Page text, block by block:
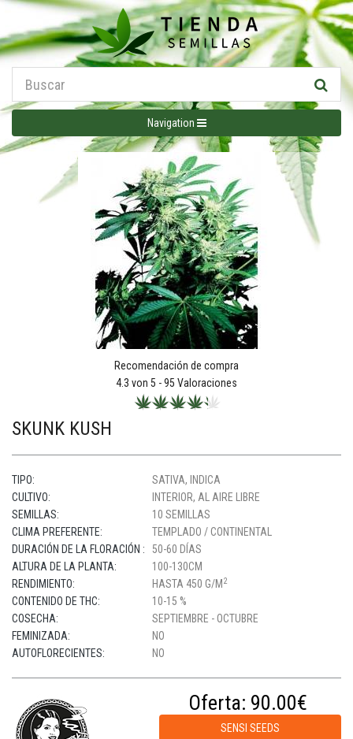
Navigation
Recomendación de compra
4.3 von 5 -95 Valoraciones
SKUNK KUSH
TIPO:
SATIVA, INDICA
CULTIVO:
INTERIOR, AL AIRE LIBRE
SEMILLAS:
10 SEMILLAS
CLIMA PREFERENTE:
TEMPLADO / CONTINENTAL
DURACIÓN DE LA FLORACIÓN :
50-60 DÍAS
ALTURA DE LA PLANTA:
100-130CM
RENDIMIENTO:
HASTA 450 G/M 2
CONTENIDO DE THC:
10-15 %
COSECHA:
SEPTIEMBRE - OCTUBRE
FEMINIZADA:
NO
AUTOFLORECIENTES:
NO
Oferta: 90.00€
SENSI SEEDS